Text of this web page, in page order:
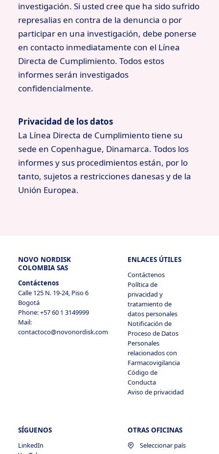
investigación. Si usted cree que ha sido sufrido
represalias en contra de la denuncia o por
participar en una investigación, debe ponerse
en contacto inmediatamente con el Línea
Directa de Cumplimiento. Todos estos
informes serán investigados
confidencialmente.
Privacidad de los datos
La Línea Directa de Cumplimiento tiene su
sede en Copenhague, Dinamarca. Todos los
informes y sus procedimientos están, por lo
tanto, sujetos a restricciones danesas y de la
Unión Europea.
NOVO NORDISK
COLOMBIA SAS
Contáctenos
Calle 125 N. 19-24, Piso 6
Bogotá
Phone: +57 60 1 3149999
Mail:
contactoco@novonordisk.com
ENLACES ÚTILES
Contáctenos
Política de
privacidad y
tratamiento de
datos personales
Notificación de
Proceso de Datos
Personales
relacionados con
Farmacovigilancia
Código de
Conducta
Aviso de privacidad
SÍGUENOS
LinkedIn
OTRAS OFICINAS
Seleccionar país